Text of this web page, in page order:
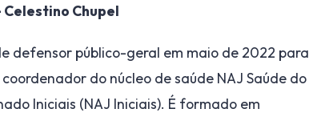
Chupel
defensor público-geral em maio de 2022 para
do núcleo de saúde NAJ Saúde do
Iniciais (NAJ Iniciais). É formado em